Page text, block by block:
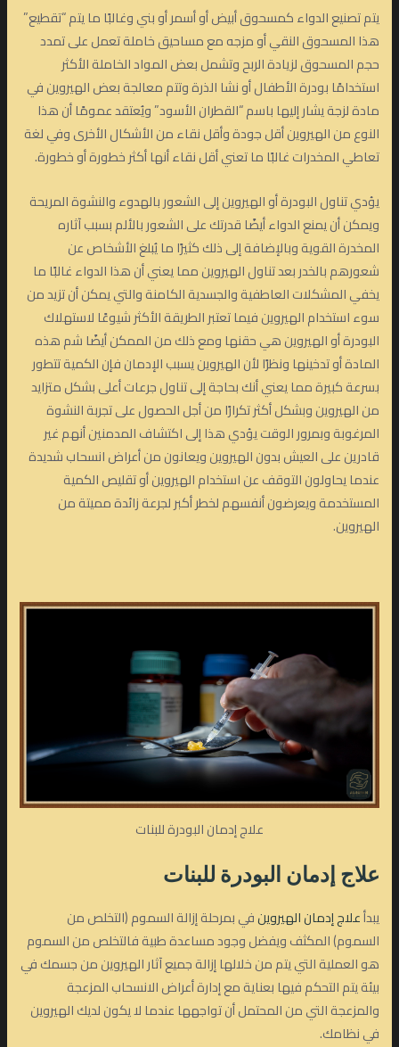
يتم تصنيع الدواء كمسحوق أبيض أو أسمر أو بني وغالبًا ما يتم “تقطيع”
هذا المسحوق النقي أو مزجه مع مساحيق خاملة تعمل على تمدد
حجم المسحوق لزيادة الربح وتشمل بعض المواد الخاملة الأكثر
استخدامًا بودرة الأطفال أو نشا الذرة وتتم معالجة بعض الهيروين في
مادة لزجة يشار إليها باسم “القطران الأسود” ويُعتقد عمومًا أن هذا
النوع من الهيروين أقل جودة وأقل نقاء من الأشكال الأخرى وفي لغة
تعاطي المخدرات غالبًا ما تعني أقل نقاء أنها أكثر خطورة أو خطورة.
يؤدي تناول البودرة أو الهيروين إلى الشعور بالهدوء والنشوة المريحة
ويمكن أن يمنع الدواء أيضًا قدرتك على الشعور بالألم بسبب آثاره
المخدرة القوية وبالإضافة إلى ذلك كثيرًا ما يُبلغ الأشخاص عن
شعورهم بالخدر بعد تناول الهيروين مما يعني أن هذا الدواء غالبًا ما
يخفي المشكلات العاطفية والجسدية الكامنة والتي يمكن أن تزيد من
سوء استخدام الهيروين فيما تعتبر الطريقة الأكثر شيوعًا لاستهلاك
البودرة أو الهيروين هي حقنها ومع ذلك من الممكن أيضًا شم هذه
المادة أو تدخينها ونظرًا لأن الهيروين يسبب الإدمان فإن الكمية تتطور
بسرعة كبيرة مما يعني أنك بحاجة إلى تناول جرعات أعلى بشكل متزايد
من الهيروين وبشكل أكثر تكرارًا من أجل الحصول على تجربة النشوة
المرغوبة وبمرور الوقت يؤدي هذا إلى اكتشاف المدمنين أنهم غير
قادرين على العيش بدون الهيروين ويعانون من أعراض انسحاب شديدة
عندما يحاولون التوقف عن استخدام الهيروين أو تقليص الكمية
المستخدمة ويعرضون أنفسهم لخطر أكبر لجرعة زائدة مميتة من
الهيروين.
علاج إدمان البودرة للبنات
علاج إدمان البودرة للبنات
يبدأعلاج إدمان الهيروينفي بمرحلة إزالة السموم (التخلص من
السموم) المكثف ويفضل وجود مساعدة طبية فالتخلص من السموم
هو العملية التي يتم من خلالها إزالة جميع آثار الهيروين من جسمك في
بيئة يتم التحكم فيها بعناية مع إدارة أعراض الانسحاب المزعجة
والمزعجة التي من المحتمل أن تواجهها عندما لا يكون لديك الهيروين
في نظامك.